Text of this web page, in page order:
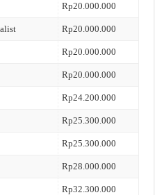
Rp20.000.000
Rp20.000.000
Rp20.000.000
Rp20.000.000
Rp24.200.000
Rp25.300.000
Rp25.300.000
Rp28.000.000
Rp32.300.000